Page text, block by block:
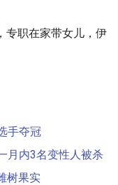
专职在家带女儿，伊
手夺冠
月内3名变性人被杀
树果实